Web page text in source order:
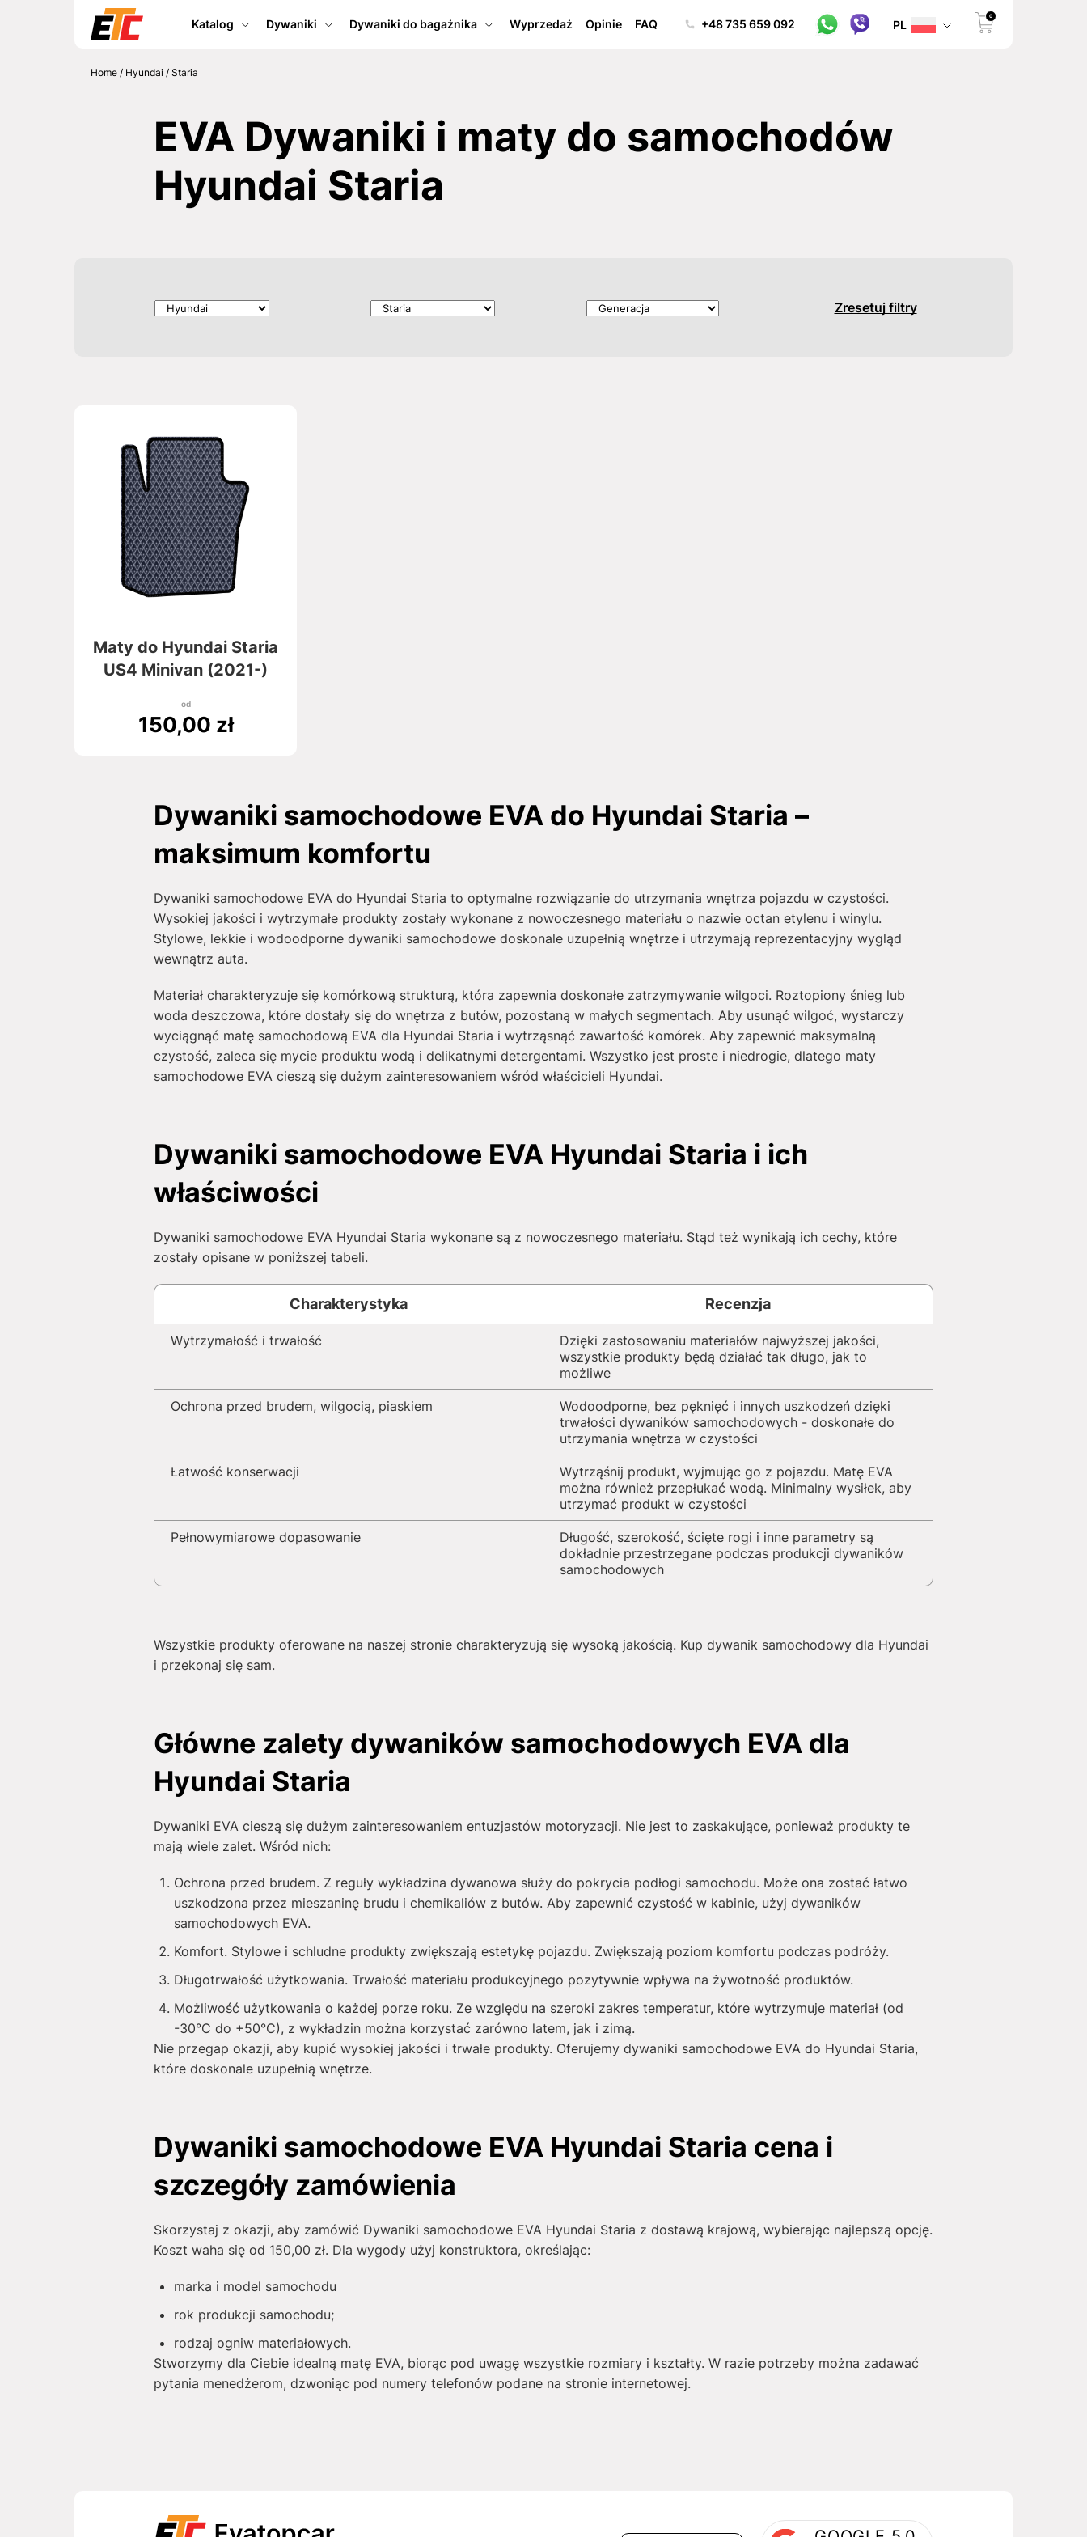
Katalog Dywaniki Dywaniki do bagażnika Wyprzedaż Opinie FAQ +48 735 659 092 PL
0
Home / Hyundai / Staria
EVA Dywaniki i maty do samochodów
Hyundai Staria
Zresetuj filtry
Maty do Hyundai Staria
US4 Minivan (2021-)
od
150,00 zł
Dywaniki samochodowe EVA do Hyundai Staria –
maksimum komfortu
Dywaniki samochodowe EVA do Hyundai Staria to optymalne rozwiązanie do utrzymania wnętrza pojazdu w czystości.
Wysokiej jakości i wytrzymałe produkty zostały wykonane z nowoczesnego materiału o nazwie octan etylenu i winylu.
Stylowe, lekkie i wodoodporne dywaniki samochodowe doskonale uzupełnią wnętrze i utrzymają reprezentacyjny wygląd
wewnątrz auta.
Materiał charakteryzuje się komórkową strukturą, która zapewnia doskonałe zatrzymywanie wilgoci. Roztopiony śnieg lub
woda deszczowa, które dostały się do wnętrza z butów, pozostaną w małych segmentach. Aby usunąć wilgoć, wystarczy
wyciągnąć matę samochodową EVA dla Hyundai Staria i wytrząsnąć zawartość komórek. Aby zapewnić maksymalną
czystość, zaleca się mycie produktu wodą i delikatnymi detergentami. Wszystko jest proste i niedrogie, dlatego maty
samochodowe EVA cieszą się dużym zainteresowaniem wśród właścicieli Hyundai.
Dywaniki samochodowe EVA Hyundai Staria i ich
właściwości
Dywaniki samochodowe EVA Hyundai Staria wykonane są z nowoczesnego materiału. Stąd też wynikają ich cechy, które
zostały opisane w poniższej tabeli.
Charakterystyka Recenzja
Wytrzymałość i trwałość
Dzięki zastosowaniu materiałów najwyższej jakości,
wszystkie produkty będą działać tak długo, jak to
możliwe
Ochrona przed brudem, wilgocią, piaskiem
Wodoodporne, bez pęknięć i innych uszkodzeń dzięki
trwałości dywaników samochodowych - doskonałe do
utrzymania wnętrza w czystości
Łatwość konserwacji
Wytrząśnij produkt, wyjmując go z pojazdu. Matę EVA
można również przepłukać wodą. Minimalny wysiłek, aby
utrzymać produkt w czystości
Pełnowymiarowe dopasowanie
Długość, szerokość, ścięte rogi i inne parametry są
dokładnie przestrzegane podczas produkcji dywaników
samochodowych
Wszystkie produkty oferowane na naszej stronie charakteryzują się wysoką jakością. Kup dywanik samochodowy dla Hyundai
i przekonaj się sam.
Główne zalety dywaników samochodowych EVA dla
Hyundai Staria
Dywaniki EVA cieszą się dużym zainteresowaniem entuzjastów motoryzacji. Nie jest to zaskakujące, ponieważ produkty te
mają wiele zalet. Wśród nich:
Ochrona przed brudem. Z reguły wykładzina dywanowa służy do pokrycia podłogi samochodu. Może ona zostać łatwo
uszkodzona przez mieszaninę brudu i chemikaliów z butów. Aby zapewnić czystość w kabinie, użyj dywaników
samochodowych EVA.
Komfort. Stylowe i schludne produkty zwiększają estetykę pojazdu. Zwiększają poziom komfortu podczas podróży.
Długotrwałość użytkowania. Trwałość materiału produkcyjnego pozytywnie wpływa na żywotność produktów.
Możliwość użytkowania o każdej porze roku. Ze względu na szeroki zakres temperatur, które wytrzymuje materiał (od
-30°C do +50°C), z wykładzin można korzystać zarówno latem, jak i zimą.
Nie przegap okazji, aby kupić wysokiej jakości i trwałe produkty. Oferujemy dywaniki samochodowe EVA do Hyundai Staria,
które doskonale uzupełnią wnętrze.
Dywaniki samochodowe EVA Hyundai Staria cena i
szczegóły zamówienia
Skorzystaj z okazji, aby zamówić Dywaniki samochodowe EVA Hyundai Staria z dostawą krajową, wybierając najlepszą opcję.
Koszt waha się od 150,00 zł. Dla wygody użyj konstruktora, określając:
marka i model samochodu
rok produkcji samochodu;
rodzaj ogniw materiałowych.
Stworzymy dla Ciebie idealną matę EVA, biorąc pod uwagę wszystkie rozmiary i kształty. W razie potrzeby można zadawać
pytania menedżerom, dzwoniąc pod numery telefonów podane na stronie internetowej.